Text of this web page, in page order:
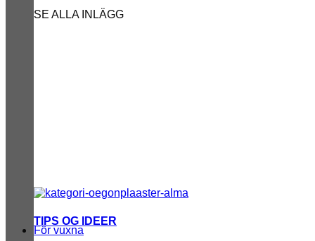
SE ALLA INLÄGG
TIPS OG IDEER
För vuxna